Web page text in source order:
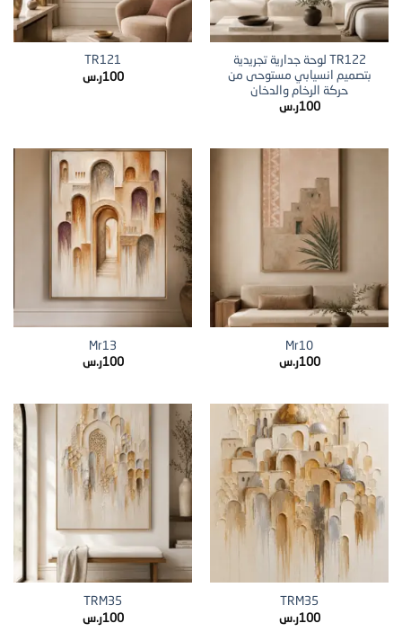
TR122 لوحة جدارية تجريدية
بتصميم انسيابي مستوحى من
حركة الرخام والدخان
100ر.س
TR121
100ر.س
Mr10
100ر.س
Mr13
100ر.س
TRM35
100ر.س
TRM35
100ر.س